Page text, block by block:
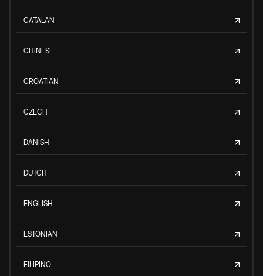
CATALAN
CHINESE
CROATIAN
CZECH
DANISH
DUTCH
ENGLISH
ESTONIAN
FILIPINO